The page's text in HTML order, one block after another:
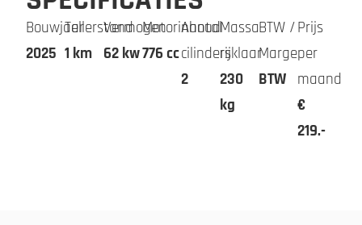
Bouwjaar
2025
Tellerstand
1 km
Vermogen
62 kw
Motorinhoud
776 cc
Aantal
cilinders
2
Massa
rijklaar
230
kg
BTW /
Marge
BTW
Prijs
per
maand
€
219.-